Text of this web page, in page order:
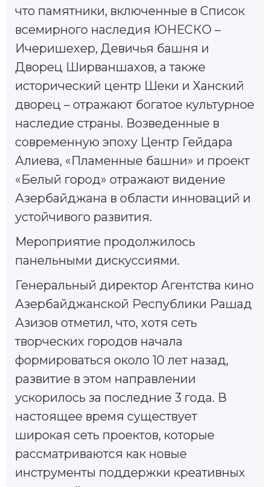
что памятники, включенные в Список
всемирного наследия ЮНЕСКО –
Ичеришехер, Девичья башня и
Дворец Ширваншахов, а также
исторический центр Шеки и Ханский
дворец – отражают богатое культурное
наследие страны. Возведенные в
современную эпоху Центр Гейдара
Алиева, «Пламенные башни» и проект
«Белый город» отражают видение
Азербайджана в области инноваций и
устойчивого развития.
Мероприятие продолжилось
панельными дискуссиями.
Генеральный директор Агентства кино
Азербайджанской Республики Рашад
Азизов отметил, что, хотя сеть
творческих городов начала
формироваться около 10 лет назад,
развитие в этом направлении
ускорилось за последние 3 года. В
настоящее время существует
широкая сеть проектов, которые
рассматриваются как новые
инструменты поддержки креативных